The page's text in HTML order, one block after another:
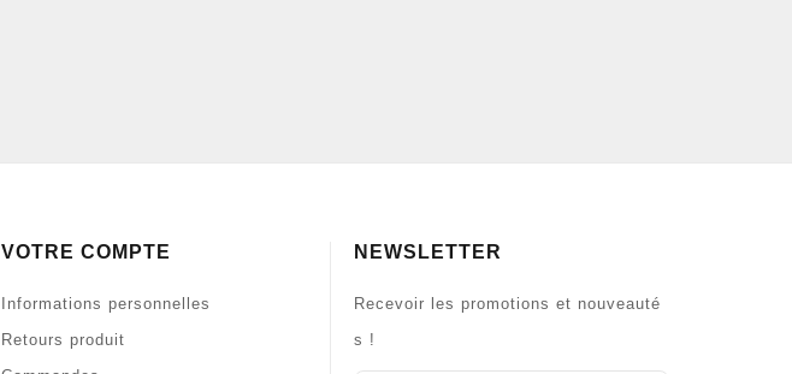
VOTRE COMPTE
Informations personnelles
Retours produit
NEWSLETTER
Recevoir les promotions et nouveauté
s !